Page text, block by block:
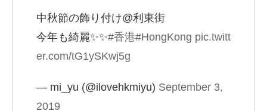
中秋節の飾り付け@利東街
今年も綺麗✨✨#香港#HongKong pic.twitt
er.com/tG1ySKwj5g
— mi_yu (@ilovehkmiyu) September 3,
2019